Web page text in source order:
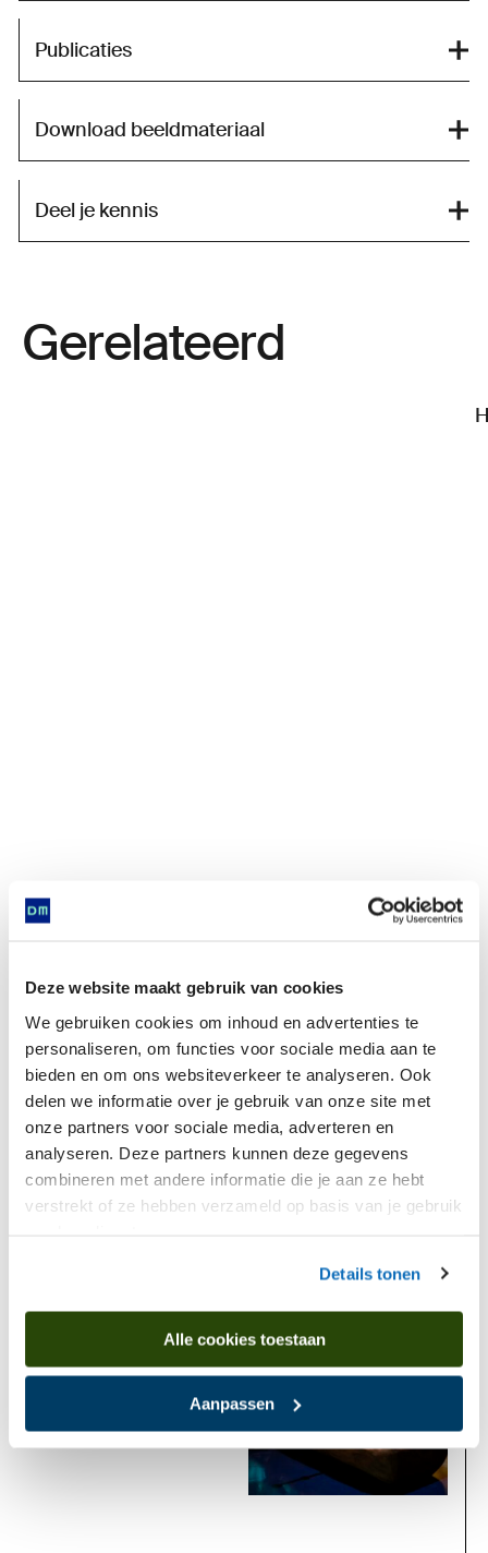
Deze website maakt gebruik van cookies
We gebruiken cookies om inhoud en advertenties te
personaliseren, om functies voor sociale media aan te
bieden en om ons websiteverkeer te analyseren. Ook
delen we informatie over je gebruik van onze site met
onze partners voor sociale media, adverteren en
analyseren. Deze partners kunnen deze gegevens
combineren met andere informatie die je aan ze hebt
verstrekt of ze hebben verzameld op basis van je gebruik
Details tonen
Alle cookies toestaan
Aanpassen
Publicaties
Download beeldmateriaal
Deel je kennis
Gerelateerd
Stopfles met adder en hazelworm
Komt voor in
Nu te zien